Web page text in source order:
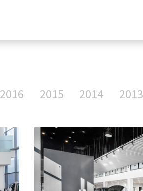
2016 2015 2014 2013